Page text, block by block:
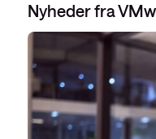
Nyheder fra